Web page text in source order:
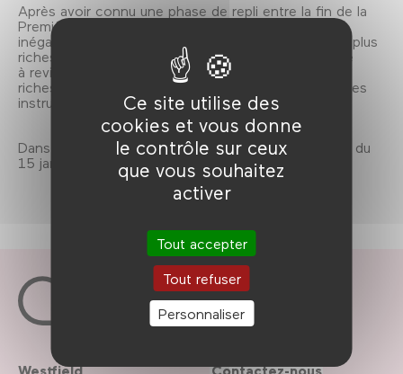
Ce site utilise des
cookies et vous donne
le contrôle sur ceux
que vous souhaitez
activer
Tout accepter
Tout refuser
Personnaliser
Après avoir connu une phase de repli entre la fin de la
Première Guerre mondiale et les années 1960, les
inégalités sont de nouveau en hausse. Jusqu’où les plus
riches peuvent-ils creuser l’écart? Est-on condamné
à revivre une fin de 19e siècle où les 10 % les plus
riches détenaient 90 % des richesses? Quels sont les
instruments de cohésion sociale à notre portée?
Dans le cadre de L'argent ne fait pas le bonheur (!), du
15 janvier au 28 février 2014.
Westfield
Contactez-nous